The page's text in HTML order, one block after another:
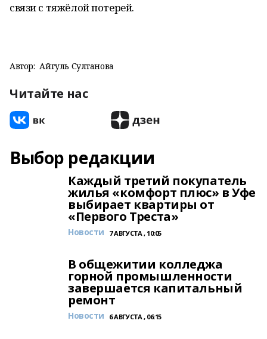
связи с тяжёлой потерей.
Автор: Айгуль Султанова
Читайте нас
Выбор редакции
Каждый третий покупатель
жилья «комфорт плюс» в Уфе
выбирает квартиры от
«Первого Треста»
Новости 7 АВГУСТА , 10:05
В общежитии колледжа
горной промышленности
завершается капитальный
ремонт
Новости 6 АВГУСТА , 06:15